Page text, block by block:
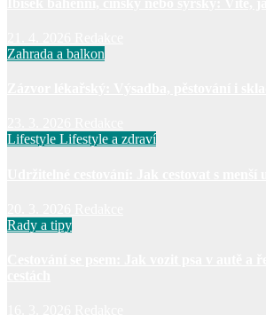
Zahrada a balkon
Lifestyle Lifestyle a zdraví
Rady a tipy